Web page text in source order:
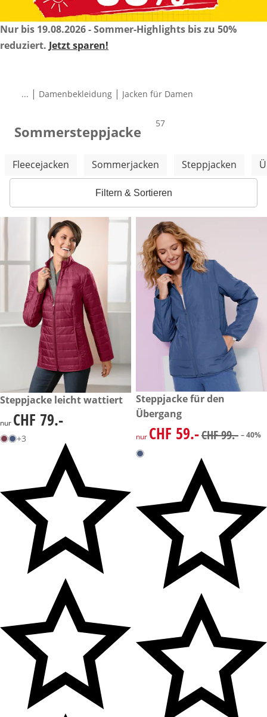
Nur bis 19.08.2026 - Sommer-Highlights bis zu 50%
reduziert. Jetzt sparen!
... | Damenbekleidung | Jacken für Damen
Sommersteppjacke Produkte
57
Weitere Kategorien überspringen
Fleecejacken Sommerjacken Steppjacken
Filtern & Sortieren
CHF 79.-
Steppjacke leicht wattiert
CHF 79.-
nur CHF 79.-
+3
reduzierter Preis CHF 59.-,
-40%
Steppjacke für den
Übergang
reduzierter Preis CHF 59.-,
nur CHF 59.-CHF 99.- – 40%